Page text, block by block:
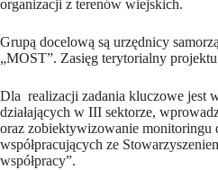
organizacji z terenów wiejskich.
Grupą docelową są urzędnicy
„MOST”. Zasięg terytorialny
Dla realizacji zadania kluczowe jest
działających w III sektorze,
oraz zobiektywizowanie monitoringu
współpracujących ze
współpracy”.